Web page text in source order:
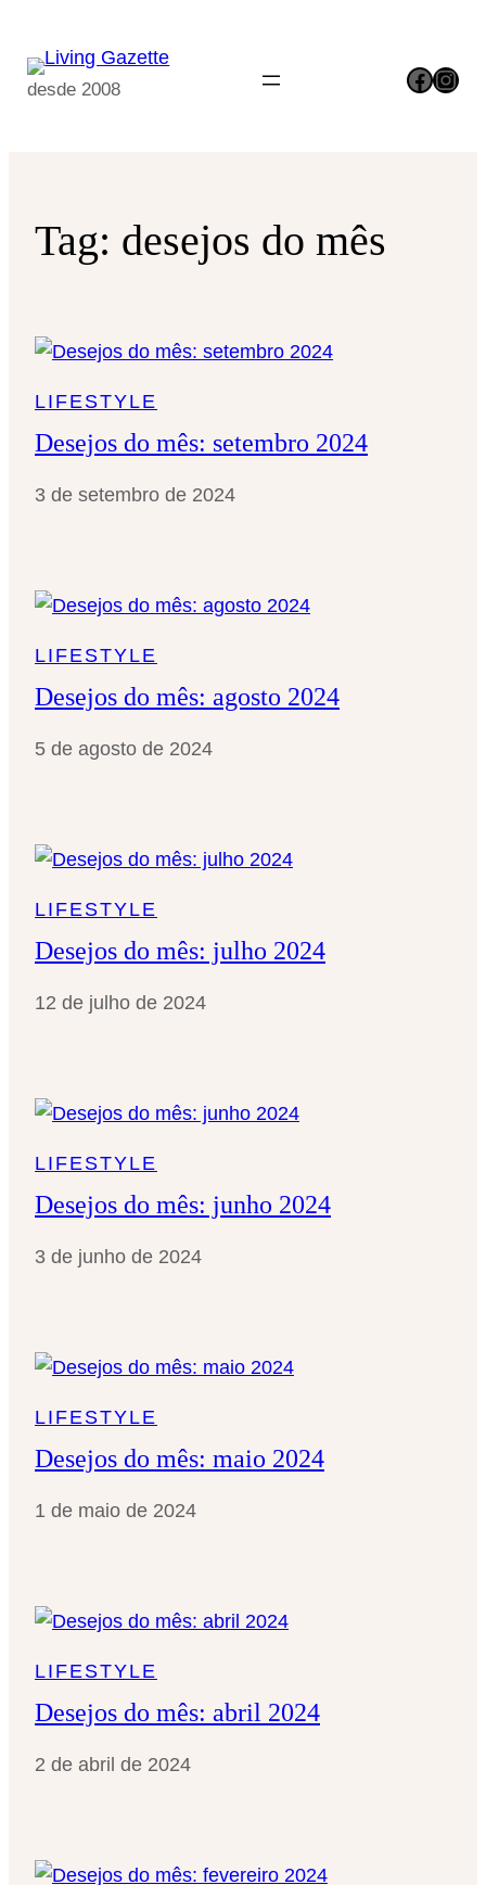
para
desde 2008 Facebook Instagram
Tag: desejos do mês
LIFESTYLE
Desejos do mês: setembro 2024
3 de setembro de 2024
LIFESTYLE
Desejos do mês: agosto 2024
5 de agosto de 2024
LIFESTYLE
Desejos do mês: julho 2024
12 de julho de 2024
LIFESTYLE
Desejos do mês: junho 2024
3 de junho de 2024
LIFESTYLE
Desejos do mês: maio 2024
1 de maio de 2024
LIFESTYLE
Desejos do mês: abril 2024
2 de abril de 2024